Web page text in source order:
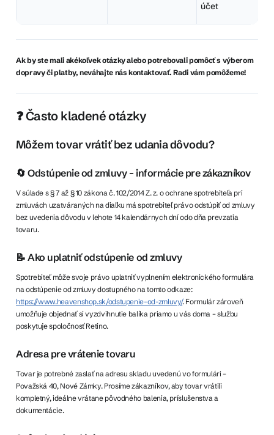
účet
Ak by ste mali akékoľvek otázky alebo potrebovali pomôcť s výberom
dopravy či platby, neváhajte nás kontaktovať. Radi vám pomôžeme!
❓ Často kladené otázky
Môžem tovar vrátiť bez udania dôvodu?
🔄 Odstúpenie od zmluvy – informácie pre zákazníkov
V súlade s § 7 až § 10 zákona č. 102/2014 Z. z. o ochrane spotrebiteľa pri
zmluvách uzatváraných na diaľku má spotrebiteľ právo odstúpiť od zmluvy
bez uvedenia dôvodu v lehote 14 kalendárnych dní odo dňa prevzatia
tovaru.
📝 Ako uplatniť odstúpenie od zmluvy
Spotrebiteľ môže svoje právo uplatniť vyplnením elektronického formulára
na odstúpenie od zmluvy dostupného na tomto odkaze:
https://www.heavenshop.sk/odstupenie-od-zmluvy/. Formulár zároveň
umožňuje objednať si vyzdvihnutie balíka priamo u vás doma – službu
poskytuje spoločnosť Retino.
Adresa pre vrátenie tovaru
Tovar je potrebné zaslať na adresu skladu uvedenú vo formulári –
Považská 40, Nové Zámky. Prosíme zákazníkov, aby tovar vrátili
kompletný, ideálne vrátane pôvodného balenia, príslušenstva a
dokumentácie.